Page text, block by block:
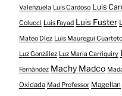
Valenzuela Luis Cardoso Luis
Colucci Luis Fayad Luis Fuster
Mateo Díez Luis Mauregui Cuarteto
Luz González Luz Maria Carriquiry
Fernández Machy Madco
Oxidada Mad Professor Magellan